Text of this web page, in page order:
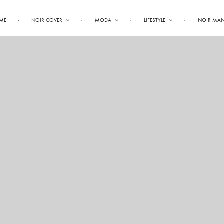
NOIR COVER MODA LIFESTYLE NOIR